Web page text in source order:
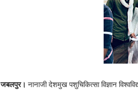
जबलपुर। नानाजी देशमुख पशुचिकित्सा विज्ञान